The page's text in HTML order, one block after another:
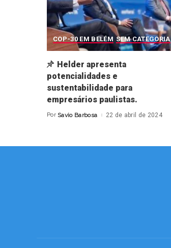
COP-30 EM BELÉM SEM CATEGORIA
Helder apresenta
potencialidades e
sustentabilidade para
empresários paulistas.
Posted
Por Savio Barbosa 22 de abril de 2024